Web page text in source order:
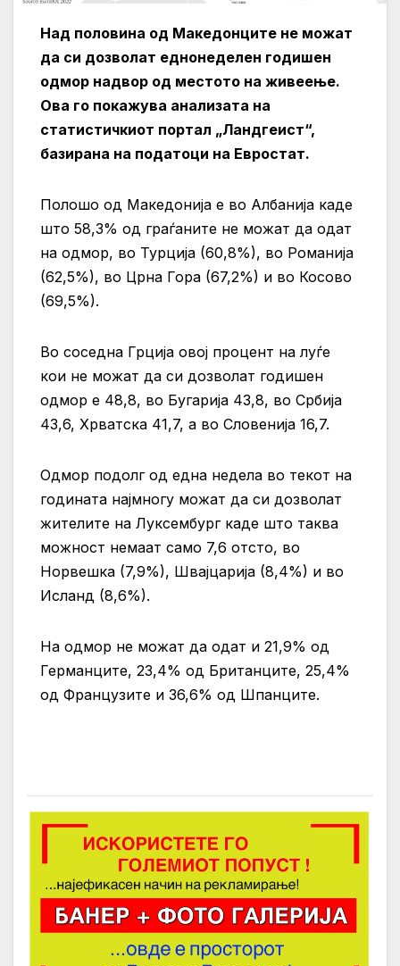
Над половина од Македонците не можат
да си дозволат еднонеделен годишен
одмор надвор од местото на живеење.
Ова го покажува анализата на
статистичкиот портал „Ландгеист“,
базирана на податоци на Евростат.
Полошо од Македонија е во Албанија каде
што 58,3% од граѓаните не можат да одат
на одмор, во Турција (60,8%), во Романија
(62,5%), во Црна Гора (67,2%) и во Косово
(69,5%).
Во соседна Грција овој процент на луѓе
кои не можат да си дозволат годишен
одмор е 48,8, во Бугарија 43,8, во Србија
43,6, Хрватска 41,7, а во Словенија 16,7.
Одмор подолг од една недела во текот на
годината најмногу можат да си дозволат
жителите на Луксембург каде што таква
можност немаат само 7,6 отсто, во
Норвешка (7,9%), Швајцарија (8,4%) и во
Исланд (8,6%).
На одмор не можат да одат и 21,9% од
Германците, 23,4% од Британците, 25,4%
од Французите и 36,6% од Шпанците.